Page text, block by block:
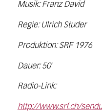
Musik: Franz David
Regie: Ulrich Studer
Produktion: SRF 1976
Dauer: 50′
Radio-Link:
http://www.srf.ch/